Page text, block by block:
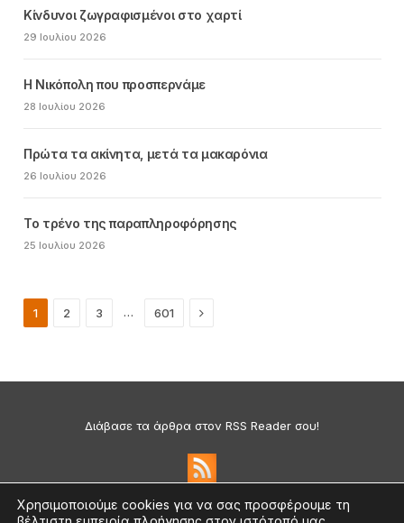
Κίνδυνοι ζωγραφισμένοι στο χαρτί
29 Ιουλίου 2026
Η Νικόπολη που προσπερνάμε
28 Ιουλίου 2026
Πρώτα τα ακίνητα, μετά τα μακαρόνια
26 Ιουλίου 2026
Το τρένο της παραπληροφόρησης
25 Ιουλίου 2026
1 2 3 … 601 Next
Διάβασε τα άρθρα στον RSS Reader σου!
Χρησιμοποιούμε cookies για να σας προσφέρουμε τη